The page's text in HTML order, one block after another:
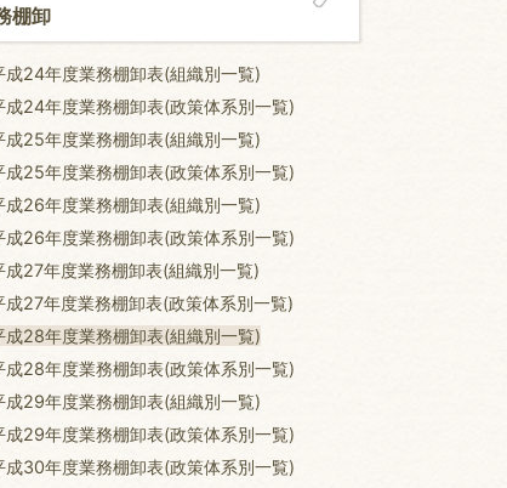
棚卸
成24年度業務棚卸表(組織別一覧)
成24年度業務棚卸表(政策体系別一覧)
成25年度業務棚卸表(組織別一覧)
成25年度業務棚卸表(政策体系別一覧)
成26年度業務棚卸表(組織別一覧)
成26年度業務棚卸表(政策体系別一覧)
成27年度業務棚卸表(組織別一覧)
成27年度業務棚卸表(政策体系別一覧)
成28年度業務棚卸表(組織別一覧)
成28年度業務棚卸表(政策体系別一覧)
成29年度業務棚卸表(組織別一覧)
成29年度業務棚卸表(政策体系別一覧)
成30年度業務棚卸表(政策体系別一覧)